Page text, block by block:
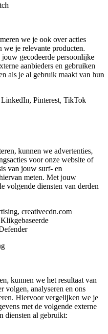
we je ook over acties
we je relevante producten.
gecodeerde persoonlijke
aanbieders en gebruiken
als je al gebruik maakt van hun
Pinterest, TikTok
kunnen we advertenties,
voor onze website of
van jouw surf- en
meten. Met jouw
volgende diensten van derden
creativecdn.com
kunnen we het resultaat van
volgen, analyseren en ons
Hiervoor vergelijken we je
met de volgende externe
diensten al gebruikt: